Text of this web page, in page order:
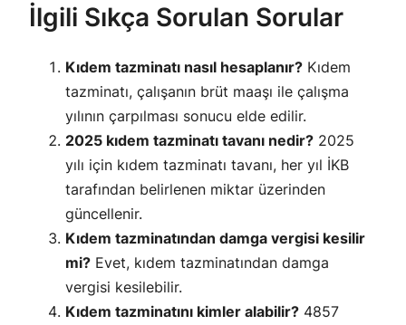
İlgili Sıkça Sorulan Sorular
Kıdem tazminatı nasıl hesaplanır? Kıdem
tazminatı, çalışanın brüt maaşı ile çalışma
yılının çarpılması sonucu elde edilir.
2025 kıdem tazminatı tavanı nedir? 2025
yılı için kıdem tazminatı tavanı, her yıl İKB
tarafından belirlenen miktar üzerinden
güncellenir.
Kıdem tazminatından damga vergisi kesilir
mi? Evet, kıdem tazminatından damga
vergisi kesilebilir.
Kıdem tazminatını kimler alabilir? 4857